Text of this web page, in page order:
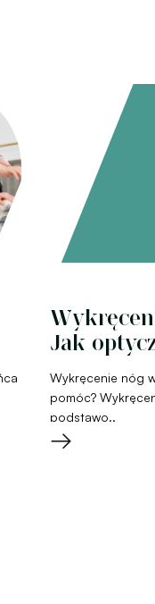
Jak
Wykręcenie nóg
pomóc?
podstawo..
→